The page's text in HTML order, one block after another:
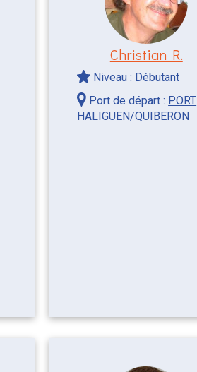
Christian R.
Niveau : Débutant
Port de départ : PORT
HALIGUEN/QUIBERON